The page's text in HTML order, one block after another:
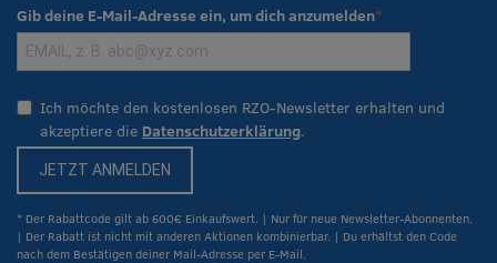
Gib deine E-Mail-Adresse ein, um dich anzumelden
Ich möchte den kostenlosen RZO-Newsletter erhalten und
akzeptiere die Datenschutzerklärung.
JETZT ANMELDEN
* Der Rabattcode gilt ab 600€ Einkaufswert. | Nur für neue Newsletter-Abonnenten.
| Der Rabatt ist nicht mit anderen Aktionen kombinierbar. | Du erhältst den Code
nach dem Bestätigen deiner Mail-Adresse per E-Mail.